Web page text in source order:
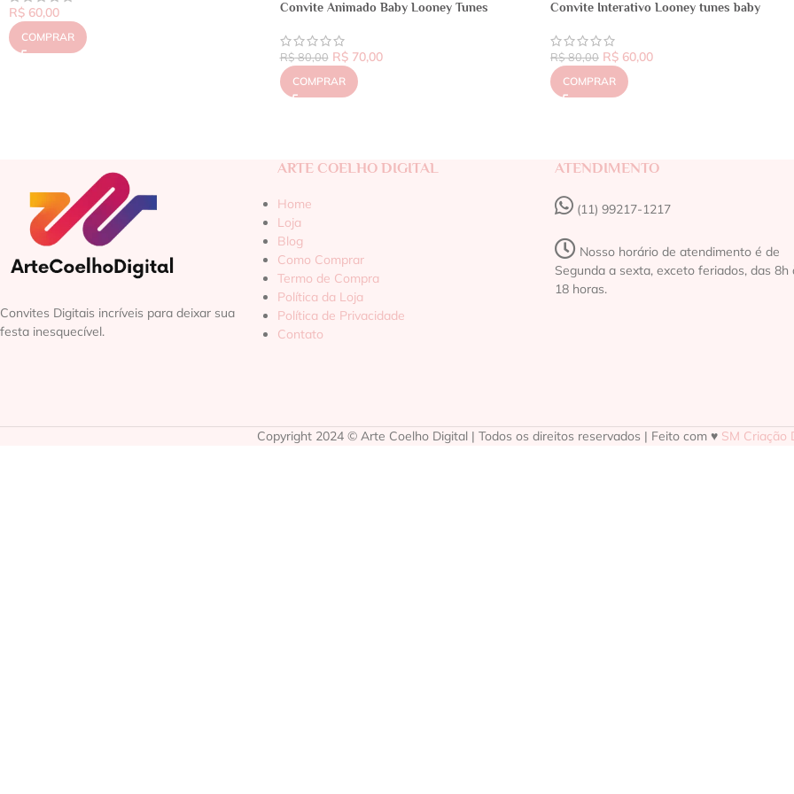
R$ 60,00
COMPRAR
Convite Animado Baby Looney Tunes
R$80,00 R$70,00
COMPRAR
Convite Interativo Looney tunes baby
R$80,00 R$ 60,00
COMPRAR
Convites Digitais incríveis para deixar sua
festa inesquecível.
ARTE COELHO DIGITAL
Home
Loja
Blog
Como Comprar
Termo de Compra
Política da Loja
Política de Privacidade
Contato
ATENDIMENTO
(11) 99217-1217‬
Nosso horário de atendimento é de
Segunda a sexta, exceto feriados, das 8h
18 horas.
Copyright 2024 © Arte Coelho Digital | Todos os direitos reservados | Feito com ♥ SM Criação